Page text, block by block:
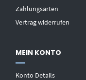
Zahlungsarten
Vertrag widerrufen
MEIN KONTO
Konto Details